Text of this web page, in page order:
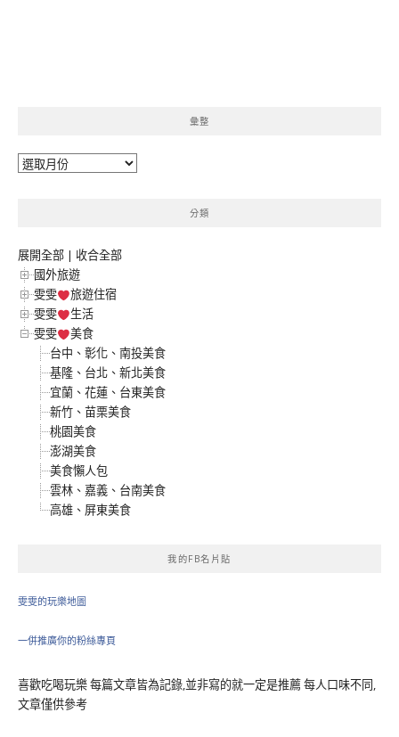
彙整
彙
分類
展開全部 | 收合全部
國外旅遊
雯雯
旅遊住宿
雯雯
生活
雯雯
美食
台中、彰化、南投美食
基隆、台北、新北美食
宜蘭、花蓮、台東美食
新竹、苗栗美食
桃園美食
澎湖美食
美食懶人包
雲林、嘉義、台南美食
高雄、屏東美食
我的FB名片貼
雯雯的玩樂地圖
一併推廣你的粉絲專頁
喜歡吃喝玩樂 每篇文章皆為記錄,並非寫的就一定是推薦 每人口味不同,
文章僅供參考